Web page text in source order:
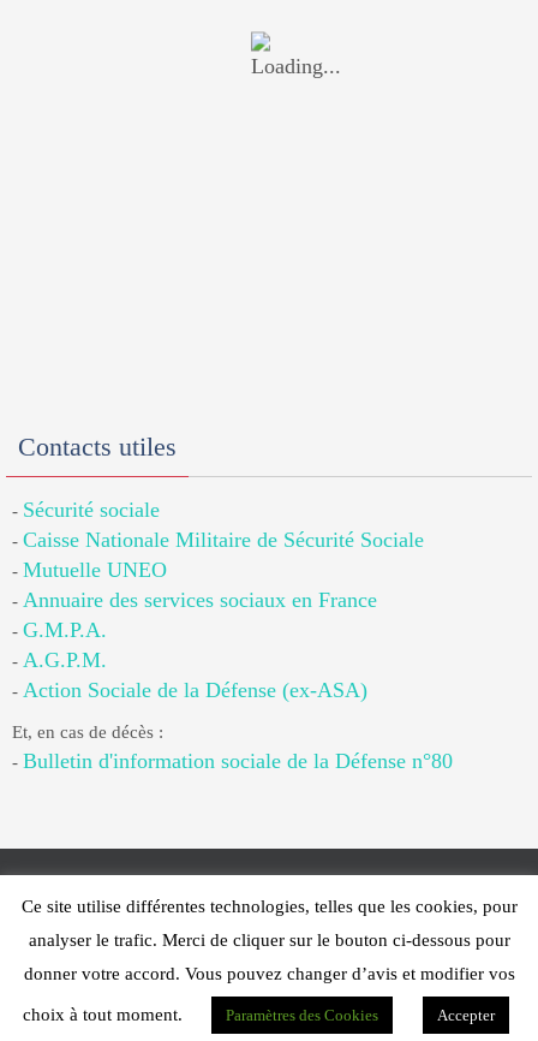
Contacts utiles
- Sécurité sociale
- Caisse Nationale Militaire de Sécurité Sociale
- Mutuelle UNEO
- Annuaire des services sociaux en France
- G.M.P.A.
- A.G.P.M.
- Action Sociale de la Défense (ex-ASA)
Et, en cas de décès :
- Bulletin d'information sociale de la Défense n°80
Web Design - PFS Concept Toulon - © 2025
Fonctionne avec Nirvana WordPress.
Ce site utilise différentes technologies, telles que les cookies, pour
analyser le trafic. Merci de cliquer sur le bouton ci-dessous pour
donner votre accord. Vous pouvez changer d’avis et modifier vos
choix à tout moment. Paramètres des Cookies Accepter